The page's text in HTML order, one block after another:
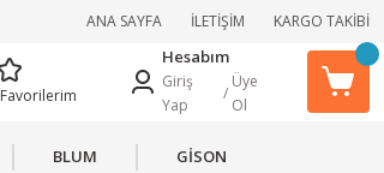
ANA SAYFA İLETİŞİM KARGO TAKİBİ
Favorilerim
Hesabım
Giriş
Yap
/
Üye
Ol
BLUM GİSON